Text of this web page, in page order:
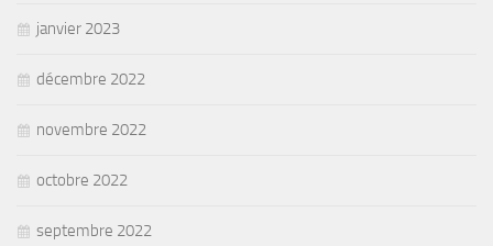
janvier 2023
décembre 2022
novembre 2022
octobre 2022
septembre 2022